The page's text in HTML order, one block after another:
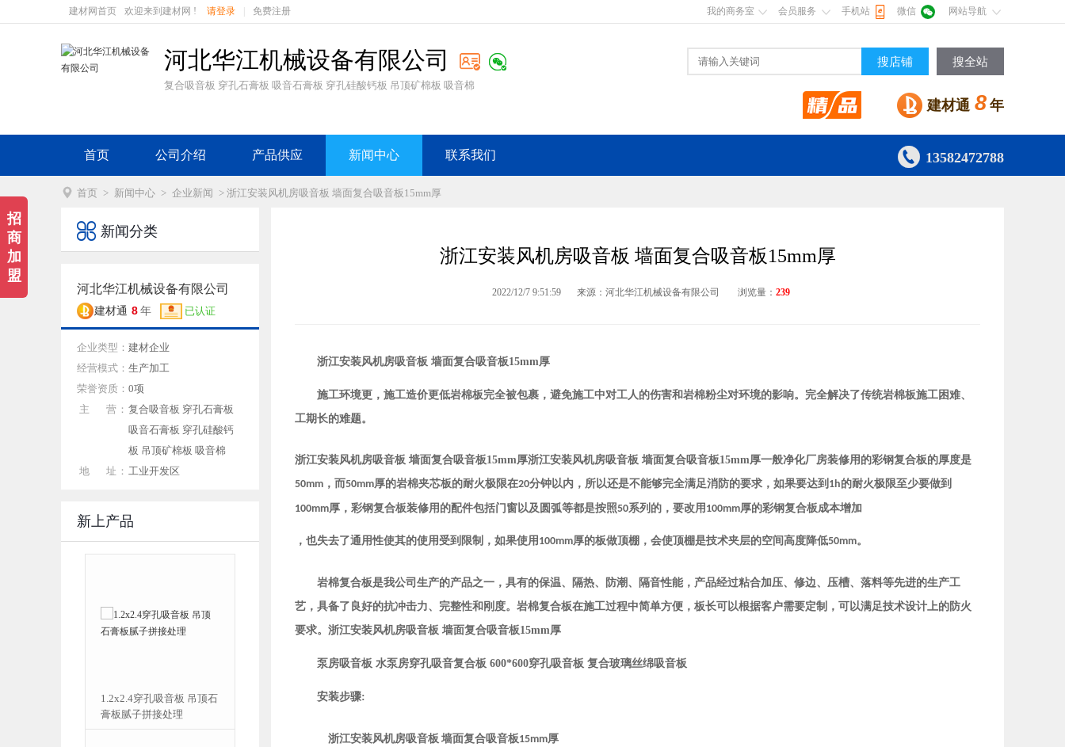
建材网首页 欢迎来到建材网 ! 请登录 免费注册 我的商务室 会员服务 手机站 微信 网站导航
河北华江机械设备有限公司
复合吸音板 穿孔石膏板 吸音石膏板 穿孔硅酸钙板 吊顶矿棉板 吸音棉
搜店铺 搜全站
建材通 8 年
首页 公司介绍 产品供应 新闻中心 联系我们  13582472788
 首页 > 新闻中心 > 企业新闻 > 浙江安装风机房吸音板 墙面复合吸音板15mm厚
浙江安装风机房吸音板 墙面复合吸音板15mm厚
2022/12/7 9:51:59 来源：河北华江机械设备有限公司 浏览量： 239
浙江安装风机房吸音板 墙面复合吸音板15mm厚
施工环境更，施工造价更低岩棉板完全被包裹，避免施工中对工人的伤害和岩棉粉尘对环境的影响。完全解决了传统岩棉板施工困难、
工期长的难题。
浙江安装风机房吸音板 墙面复合吸音板15mm厚浙江安装风机房吸音板 墙面复合吸音板15mm厚一般净化厂房装修用的彩钢复合板的厚度是
50mm ，而50mm厚的岩棉夹芯板的耐火极限在20分钟以内，所以还是不能够完全满足消防的要求，如果要达到 1h的耐火极限至少要做到
100mm厚，彩钢复合板装修用的配件包括门窗以及圆弧等都是按照50系列的，要改用 100mm厚的彩钢复合板成本增加
，也失去了通用性使其的使用受到限制，如果使用 100mm厚的板做顶棚，会使顶棚是技术夹层的空间高度降低50mm。
岩棉复合板是我公司生产的产品之一，具有的保温、隔热、防潮、隔音性能，产品经过粘合加压、修边、压槽、落料等先进的生产工
艺，具备了良好的抗冲击力、完整性和刚度。岩棉复合板在施工过程中简单方便，板长可以根据客户需要定制，可以满足技术设计上的防火
要求。浙江安装风机房吸音板 墙面复合吸音板15mm厚
泵房吸音板 水泵房穿孔吸音复合板 600*600穿孔吸音板 复合玻璃丝绵吸音板
安装步骤:
浙江安装风机房吸音板 墙面复合吸音板15mm厚
 新闻分类
河北华江机械设备有限公司
建材通 8 年 已认证
企业类型： 建材企业
经营模式： 生产加工
荣誉资质： 0项
主 营： 复合吸音板 穿孔石膏板
吸音石膏板 穿孔硅酸钙
板 吊顶矿棉板 吸音棉
地 址： 工业开发区
新上产品
1.2x2.4穿孔吸音板 吊顶石
膏板腻子拼接处理
防水纸面穿孔吸音板腻子
招
商
加
盟